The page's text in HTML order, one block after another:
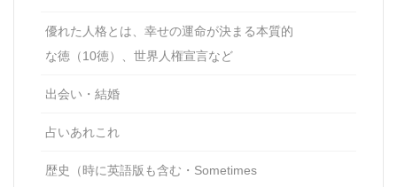
優れた人格とは、幸せの運命が決まる本質的
な徳（10徳）、世界人権宣言など
出会い・結婚
占いあれこれ
歴史（時に英語版も含む・Sometimes